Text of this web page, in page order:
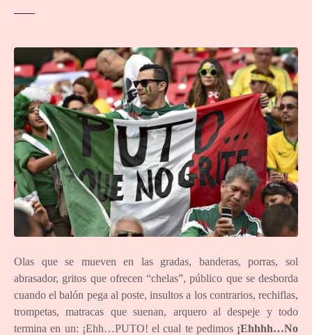
Olas que se mueven en las gradas, banderas, porras, sol
abrasador, gritos que ofrecen “chelas”, público que se desborda
cuando el balón pega al poste, insultos a los contrarios, rechiflas,
trompetas, matracas que suenan, arquero al despeje y todo
termina en un: ¡Ehh…PUTO! el cual te pedimos ¡Ehhhh…No